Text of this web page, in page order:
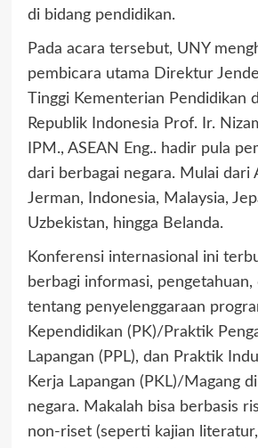
di bidang pendidikan.
Pada acara tersebut, UNY
pembicara utama Direktur
Tinggi Kementerian Pendidikan
Republik Indonesia Prof. Ir.
IPM., ASEAN Eng.. hadir pula
dari berbagai negara. Mulai dari
Jerman, Indonesia, Malaysia,
Uzbekistan, hingga Belanda.
Konferensi internasional ini
berbagi informasi, pengetahuan,
tentang penyelenggaraan
Kependidikan (PK)/Praktik
Lapangan (PPL), dan Praktik
Kerja Lapangan (PKL)/Magang
negara. Makalah bisa berbasis
non-riset (seperti kajian